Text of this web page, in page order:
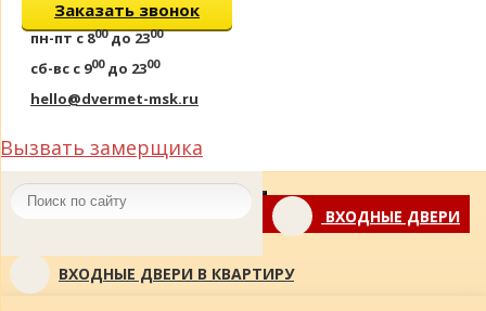
Заказать звонок
пн-пт с 800до 2300
сб-вс с 900до 2300
hello@dvermet-msk.ru
Вызвать замерщика
Toggle
navigationВХОДНЫЕ ДВЕРИ
ВХОДНЫЕ ДВЕРИ В КВАРТИРУ